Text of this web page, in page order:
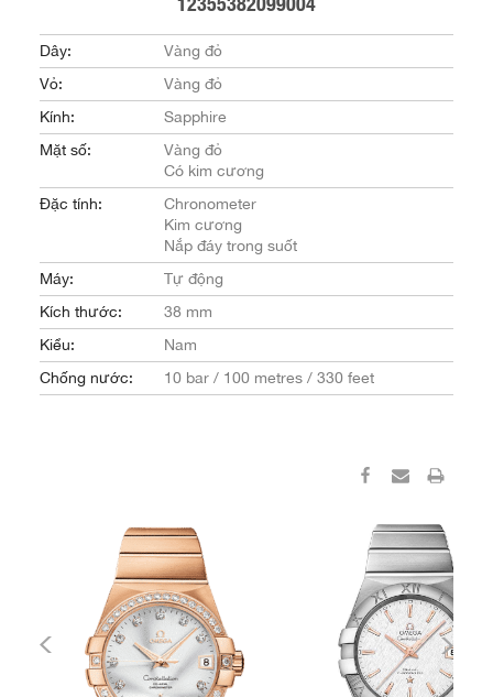
Dây:
Vàng đỏ
Vỏ:
Vàng đỏ
Kính:
Sapphire
Mặt số:
Vàng đỏ
Có kim cương
Đặc tính:
Chronometer
Kim cương
Nắp đáy trong suốt
Máy:
Tự động
Kích thước:
38 mm
Kiểu:
Nam
Chống nước:
10 bar / 100 metres / 330 feet